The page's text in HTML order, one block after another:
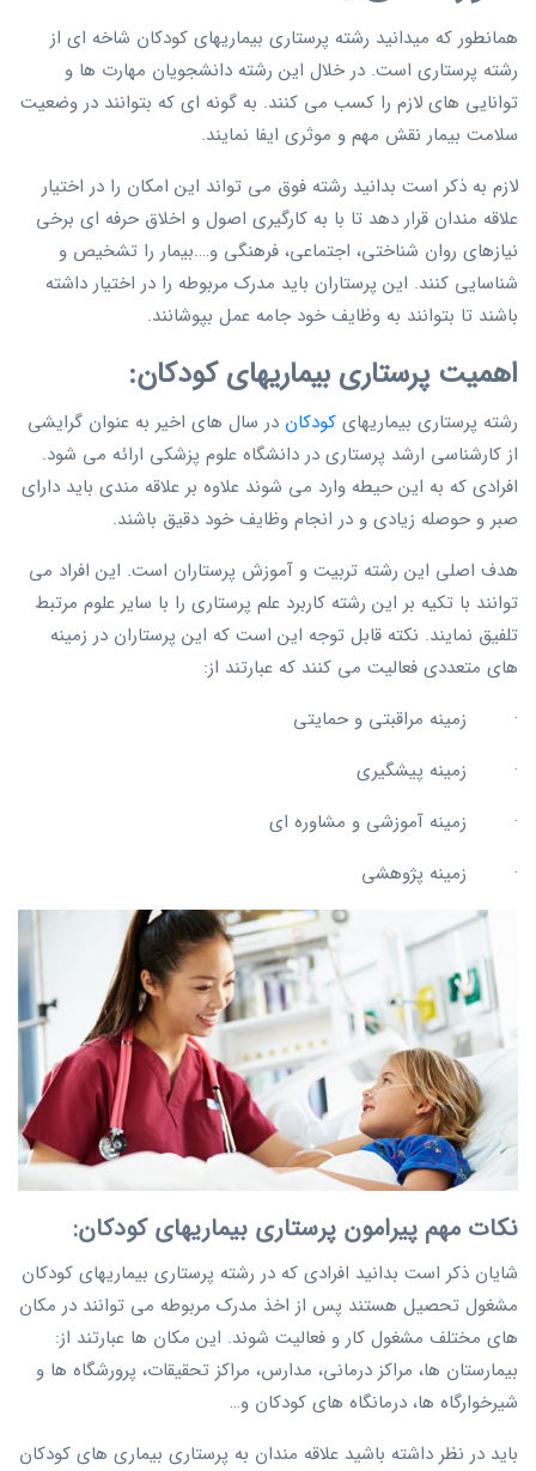
همانطور که میدانید رشته پرستاری بیماریهای کودکان شاخه ای از
رشته پرستاری است. در خلال این رشته دانشجویان مهارت ها و
توانایی های لازم را کسب می کنند. به گونه ای که بتوانند در وضعیت
سلامت بیمار نقش مهم و موثری ایفا نمایند.
لازم به ذکر است بدانید رشته فوق می تواند این امکان را در اختیار
علاقه مندان قرار دهد تا با به کارگیری اصول و اخلاق حرفه ای برخی
نیازهای روان شناختی، اجتماعی، فرهنگی و….بیمار را تشخیص و
شناسایی کنند. این پرستاران باید مدرک مربوطه را در اختیار داشته
باشند تا بتوانند به وظایف خود جامه عمل بپوشانند.
اهمیت پرستاری بیماریهای کودکان:
رشته پرستاری بیماریهای کودکان در سال های اخیر به عنوان گرایشی
از کارشناسی ارشد پرستاری در دانشگاه علوم پزشکی ارائه می شود.
افرادی که به این حیطه وارد می شوند علاوه بر علاقه مندی باید دارای
صبر و حوصله زیادی و در انجام وظایف خود دقیق باشند.
هدف اصلی این رشته تربیت و آموزش پرستاران است. این افراد می
توانند با تکیه بر این رشته کاربرد علم پرستاری را با سایر علوم مرتبط
تلفیق نمایند. نکته قابل توجه این است که این پرستاران در زمینه
های متعددی فعالیت می کنند که عبارتند از:
· زمینه مراقبتی و حمایتی
· زمینه پیشگیری
· زمینه آموزشی و مشاوره ای
· زمینه پژوهشی
نکات مهم پیرامون پرستاری بیماریهای کودکان:
شایان ذکر است بدانید افرادی که در رشته پرستاری بیماریهای کودکان
مشغول تحصیل هستند پس از اخذ مدرک مربوطه می توانند در مکان
های مختلف مشغول کار و فعالیت شوند. این مکان ها عبارتند از:
بیمارستان ها، مراکز درمانی، مدارس، مراکز تحقیقات، پرورشگاه ها و
شیرخوارگاه ها، درمانگاه های کودکان و…
باید در نظر داشته باشید علاقه مندان به پرستاری بیماری های کودکان